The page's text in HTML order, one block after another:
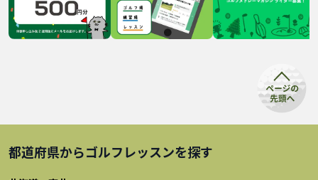
都道府県からゴルフレッスンを探す